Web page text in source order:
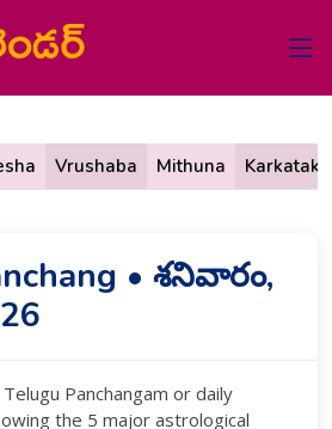
Vrushaba Mithuna Karkataka
• శనివారం,
Panchangam or daily
the 5 major astrological